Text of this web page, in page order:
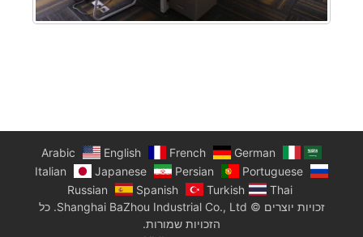
Arabic English French
German
Italian
Japanese Persian
Portuguese
Russian
Spanish Turkish
Thai
זכויות יוצרים © Shanghai BaZhou Industrial Co., Ltd. כל
הזכויות שמורות.